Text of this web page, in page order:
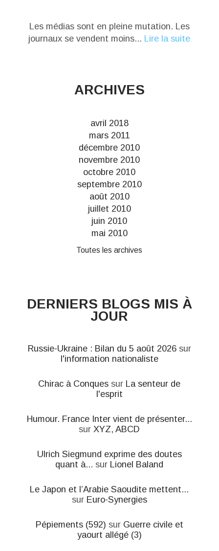
Les médias sont en pleine mutation. Les
journaux se vendent moins... Lire la suite
ARCHIVES
avril 2018
mars 2011
décembre 2010
novembre 2010
octobre 2010
septembre 2010
août 2010
juillet 2010
juin 2010
mai 2010
Toutes les archives
DERNIERS BLOGS MIS À
JOUR
Russie-Ukraine : Bilan du 5 août 2026sur
l'information nationaliste
Chirac à Conques sur La senteur de
l'esprit
Humour. France Inter vient de présenter...
surXYZ, ABCD
Ulrich Siegmund exprime des doutes
quant à... sur Lionel Baland
Le Japon et l’Arabie Saoudite mettent...
sur Euro-Synergies
Pépiements (592) sur Guerre civile et
yaourt allégé (3)